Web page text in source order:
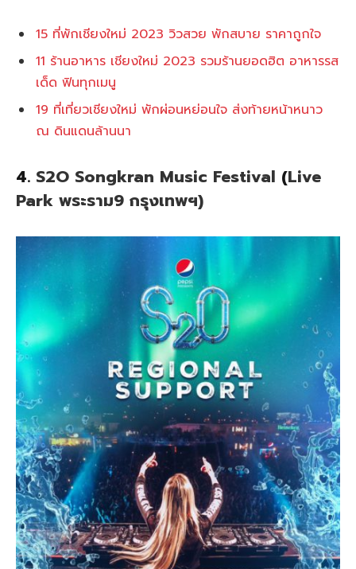
15 ที่พักเชียงใหม่ 2023 วิวสวย พักสบาย ราคาถูกใจ
11 ร้านอาหาร เชียงใหม่ 2023 รวมร้านยอดฮิต อาหารรส
เด็ด ฟินทุกเมนู
19 ที่เที่ยวเชียงใหม่ พักผ่อนหย่อนใจ ส่งท้ายหน้าหนาว
ณ ดินแดนล้านนา
4. S2O Songkran Music Festival (Live
Park พระราม9 กรุงเทพฯ)